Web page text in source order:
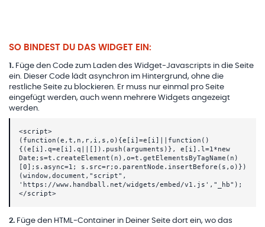
SO BINDEST DU DAS WIDGET EIN:
1 . Füge den Code zum Laden des Widget-Javascripts in die Seite
ein. Dieser Code lädt asynchron im Hintergrund, ohne die
restliche Seite zu blockieren. Er muss nur einmal pro Seite
eingefügt werden, auch wenn mehrere Widgets angezeigt
werden.
<script>
(function(e,t,n,r,i,s,o){e[i]=e[i]||function()
{(e[i].q=e[i].q||[]).push(arguments)}, e[i].l=1*new
Date;s=t.createElement(n),o=t.getElementsByTagName(n)
[0];s.async=1; s.src=r;o.parentNode.insertBefore(s,o)})
(window,document,"script",
'https://www.handball.net/widgets/embed/v1.js',"_hb");
</script>
2. Füge den HTML-Container in Deiner Seite dort ein, wo das